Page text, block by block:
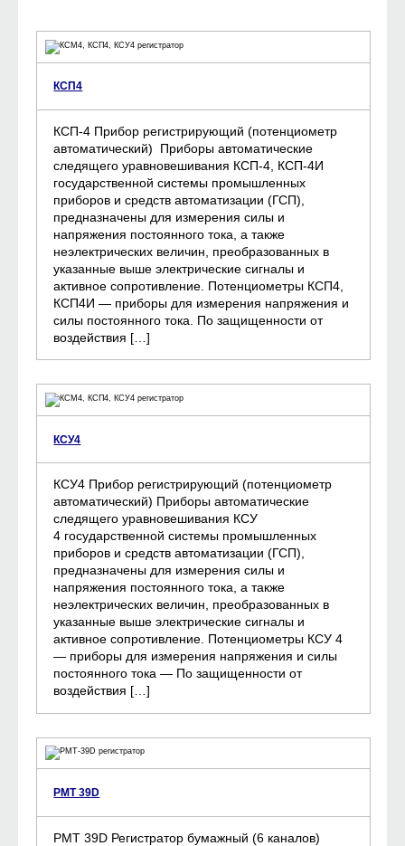
КСП4
КСП-4 Прибор регистрирующий (потенциометр
автоматический) Приборы автоматические
следящего уравновешивания КСП-4, КСП-4И
государственной системы промышленных
приборов и средств автоматизации (ГСП),
предназначены для измерения силы и
напряжения постоянного тока, а также
неэлектрических величин, преобразованных в
указанные выше электрические сигналы и
активное сопротивление. Потенциометры КСП4,
КСП4И — приборы для измерения напряжения и
силы постоянного тока. По защищенности от
воздействия […]
КСУ4
КСУ4 Прибор регистрирующий (потенциометр
автоматический) Приборы автоматические
следящего уравновешивания КСУ
4 государственной системы промышленных
приборов и средств автоматизации (ГСП),
предназначены для измерения силы и
напряжения постоянного тока, а также
неэлектрических величин, преобразованных в
указанные выше электрические сигналы и
активное сопротивление. Потенциометры КСУ 4
— приборы для измерения напряжения и силы
постоянного тока — По защищенности от
воздействия […]
РМТ 39D
РМТ 39D Регистратор бумажный (6 каналов)